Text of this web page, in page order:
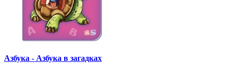
Азбука - Азбука в загадках